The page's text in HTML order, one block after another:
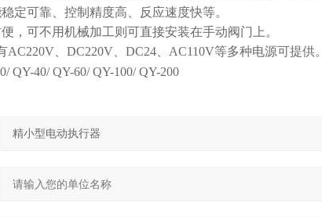
定可靠、控制精度高、反应速度快等。
，可不用机械加工则可直接安装在手动阀门上。
AC220V 、DC220V、DC24、AC110V等多种电源可提供。
QY-40/ QY-60/ QY-100/ QY-200